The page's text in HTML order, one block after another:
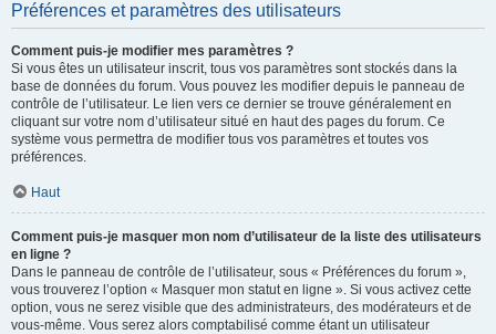
Préférences et paramètres des utilisateurs
Comment puis-je modifier mes paramètres ?
Si vous êtes un utilisateur inscrit, tous vos paramètres sont stockés dans la
base de données du forum. Vous pouvez les modifier depuis le panneau de
contrôle de l’utilisateur. Le lien vers ce dernier se trouve généralement en
cliquant sur votre nom d’utilisateur situé en haut des pages du forum. Ce
système vous permettra de modifier tous vos paramètres et toutes vos
préférences.
Haut
Comment puis-je masquer mon nom d’utilisateur de la liste des utilisateurs
en ligne ?
Dans le panneau de contrôle de l’utilisateur, sous « Préférences du forum »,
vous trouverez l’option « Masquer mon statut en ligne ». Si vous activez cette
option, vous ne serez visible que des administrateurs, des modérateurs et de
vous-même. Vous serez alors comptabilisé comme étant un utilisateur